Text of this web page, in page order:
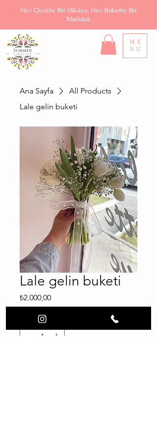
ME
NU
Her Çiçekte Bir Hikâye, Her Bukette Bir
Mutluluk
Ana Sayfa
All Products
Lale gelin buketi
Lale gelin buketi
₺2.000,00Fiyat
*